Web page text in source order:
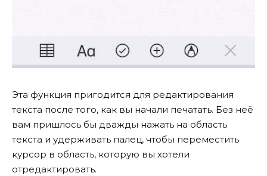
Эта функция пригодится для редактирования
текста после того, как вы начали печатать. Без неё
вам пришлось бы дважды нажать на область
текста и удерживать палец, чтобы переместить
курсор в область, которую вы хотели
отредактировать.